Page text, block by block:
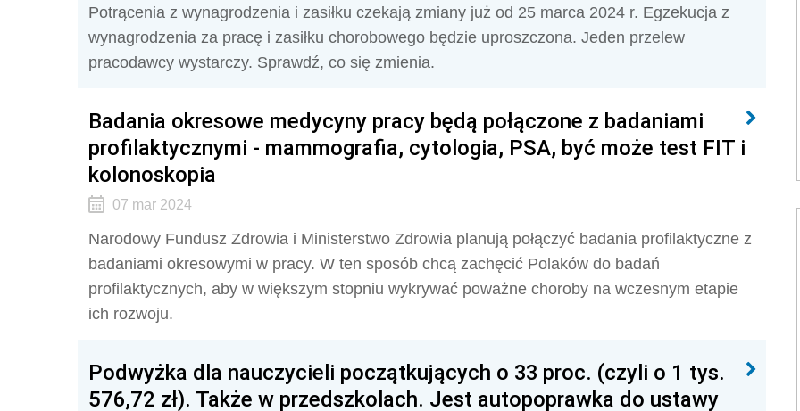
Potrącenia z wynagrodzenia i zasiłku czekają zmiany już od 25 marca 2024 r. Egzekucja z
wynagrodzenia za pracę i zasiłku chorobowego będzie uproszczona. Jeden przelew
pracodawcy wystarczy. Sprawdź, co się zmienia.
Badania okresowe medycyny pracy będą połączone z badaniami
profilaktycznymi - mammografia, cytologia, PSA, być może test FIT i
kolonoskopia
07 mar 2024
Narodowy Fundusz Zdrowia i Ministerstwo Zdrowia planują połączyć badania profilaktyczne z
badaniami okresowymi w pracy. W ten sposób chcą zachęcić Polaków do badań
profilaktycznych, aby w większym stopniu wykrywać poważne choroby na wczesnym etapie
ich rozwoju.
Podwyżka dla nauczycieli początkujących o 33 proc. (czyli o 1 tys.
576,72 zł). Także w przedszkolach. Jest autopoprawka do ustawy